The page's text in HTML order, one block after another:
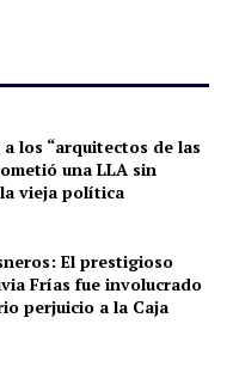
los “arquitectos de las
una LLA sin
vieja política
El prestigioso
Frías fue involucrado
perjuicio a la Caja